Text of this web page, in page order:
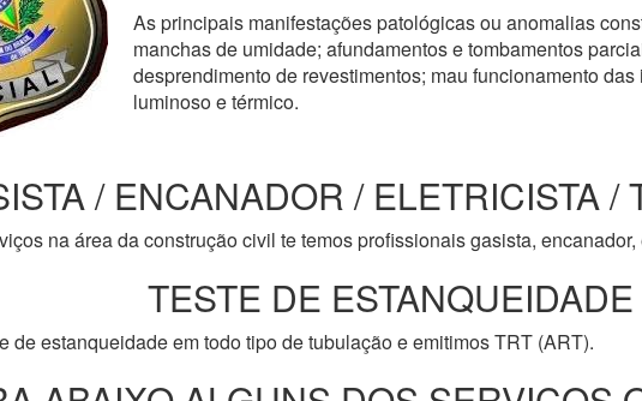
As principais manifestações patológicas ou anomalias
manchas de umidade; afundamentos e tombamentos
desprendimento de revestimentos; mau funcionamento
luminoso e térmico.
/ ENCANADOR / ELETRICISTA /
na área da construção civil te temos profissionais gasista,
TESTE DE
de estanqueidade em todo tipo de tubulação e emitimos TRT (ART).